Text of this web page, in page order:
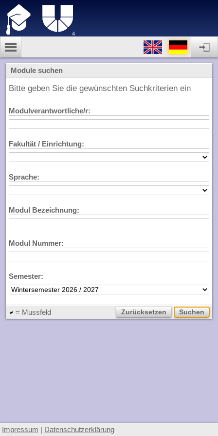
4
Module suchen
Bitte geben Sie die gewünschten Suchkriterien ein
Modulverantwortliche/r:
Fakultät / Einrichtung:
Sprache:
Modul Bezeichnung:
Modul Nummer:
Semester:
= Mussfeld
Impressum | Datenschutzerklärung